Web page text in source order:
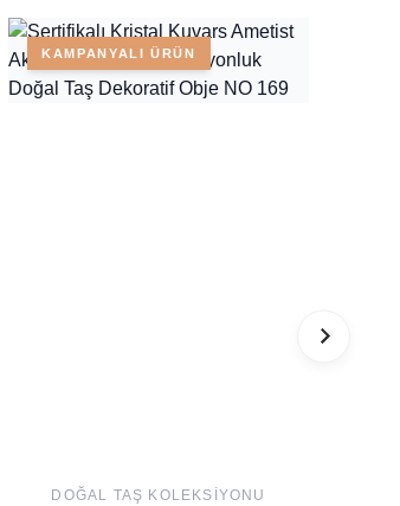
KAMPANYALI ÜRÜN
DOĞAL TAŞ KOLEKSIYONU